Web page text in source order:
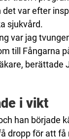
var efter
sjukvård.
var jag
till Fångarna
berättade
i vikt
han började
dropp för att få